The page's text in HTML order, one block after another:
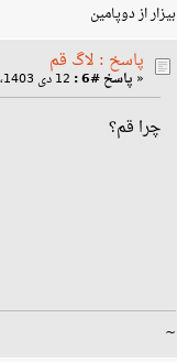
بیزار از دوپامین
پاسخ : لاگ قم
« پاسخ #6 :
چرا قم؟
~